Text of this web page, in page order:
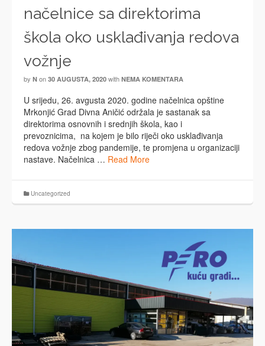
načelnice sa direktorima
škola oko usklađivanja redova
vožnje
by N on 30 AUGUSTA, 2020 with NEMA KOMENTARA
U srijedu, 26. avgusta 2020. godine načelnica opštine
Mrkonjić Grad Divna Aničić održala je sastanak sa
direktorima osnovnih i srednjih škola, kao i
prevoznicima, na kojem je bilo riječi oko usklađivanja
redova vožnje zbog pandemije, te promjena u organizaciji
nastave. Načelnica … Read More
Uncategorized